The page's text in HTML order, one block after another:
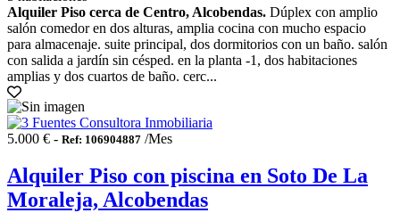
Alquiler Piso cerca de Centro, Alcobendas. Dúplex con amplio
salón comedor en dos alturas, amplia cocina con mucho espacio
para almacenaje. suite principal, dos dormitorios con un baño. salón
con salida a jardín sin césped. en la planta -1, dos habitaciones
amplias y dos cuartos de baño. cerc...
5.000 € - Ref: 106904887 /Mes
Alquiler Piso con piscina en Soto De La
Moraleja, Alcobendas